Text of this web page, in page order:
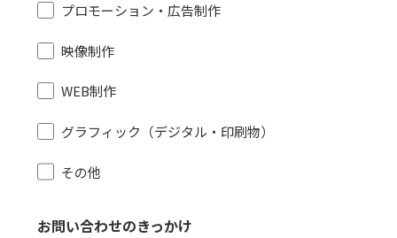
プロモーション・広告制作
映像制作
WEB制作
グラフィック（デジタル・印刷物）
その他
お問い合わせのきっかけ